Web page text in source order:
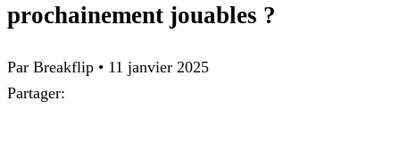
prochainement jouables ?
Par Breakflip • 11 janvier 2025
Partager: